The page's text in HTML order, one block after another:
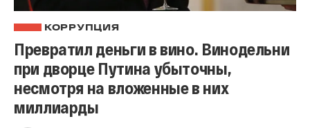
КОРРУПЦИЯ
Превратил деньги в вино. Винодельни
при дворце Путина убыточны,
несмотря на вложенные в них
миллиарды